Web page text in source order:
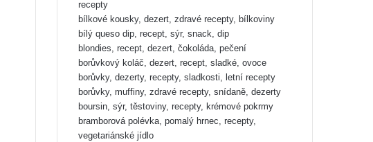
recepty
bílkové kousky, dezert, zdravé recepty, bílkoviny
bílý queso dip, recept, sýr, snack, dip
blondies, recept, dezert, čokoláda, pečení
borůvkový koláč, dezert, recept, sladké, ovoce
borůvky, dezerty, recepty, sladkosti, letní recepty
borůvky, muffiny, zdravé recepty, snídaně, dezerty
boursin, sýr, těstoviny, recepty, krémové pokrmy
bramborová polévka, pomalý hrnec, recepty,
vegetariánské jídlo